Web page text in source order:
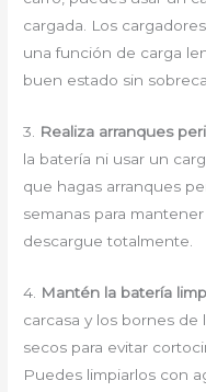
cargada. Los
una función de carga
buen estado sin
3. Realiza arranques
la batería ni usar un
que hagas arranques
semanas para
descargue totalmente.
4. Mantén la batería
carcasa y los bornes
secos para evitar
Puedes limpiarlos con